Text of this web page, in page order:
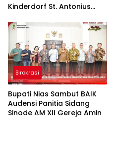
Kinderdorf St. Antonius
Birokrasi
Bupati Nias Sambut BAIK
Audensi Panitia Sidang
Sinode AM XII Gereja Amin